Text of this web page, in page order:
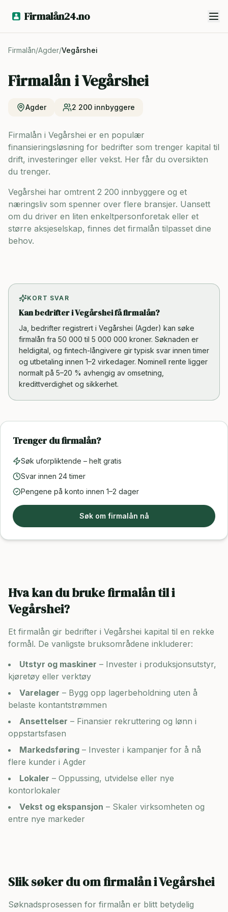
Firmalån24.no
Firmalån/Agder/Vegårshei
Firmalån iVegårshei
Agder 2 200 innbyggere
Firmalån i Vegårshei er en populær
finansieringsløsning for bedrifter som trenger kapital til
drift, investeringer eller vekst. Her får du oversikten
du trenger.
Vegårshei har omtrent 2 200 innbyggere og et
næringsliv som spenner over flere bransjer. Uansett
om du driver en liten enkeltpersonforetak eller et
større aksjeselskap, finnes det firmalån tilpasset dine
behov.
KORT SVAR
Kan bedrifter i Vegårshei få firmalån?
Ja, bedrifter registrert i Vegårshei (Agder) kan søke
firmalån fra 50 000 til 5 000 000 kroner. Søknaden er
heldigital, og fintech-långivere gir typisk svar innen timer
og utbetaling innen 1–2 virkedager. Nominell rente ligger
normalt på 5–20 % avhengig av omsetning,
kredittverdighet og sikkerhet.
Trenger du firmalån?
Søk uforpliktende – helt gratis
Svar innen 24 timer
Pengene på konto innen 1–2 dager
Søk om firmalån nå
Hva kan du bruke firmalån til i
Vegårshei?
Et firmalån gir bedrifter i Vegårshei kapital til en rekke
formål. De vanligste bruksområdene inkluderer:
Utstyr og maskiner – Invester i produksjonsutstyr,
kjøretøy eller verktøy
Varelager – Bygg opp lagerbeholdning uten å
belaste kontantstrømmen
Ansettelser – Finansier rekruttering og lønn i
oppstartsfasen
Markedsføring – Invester i kampanjer for å nå
flere kunder i Agder
Lokaler – Oppussing, utvidelse eller nye
kontorlokaler
Vekst og ekspansjon – Skaler virksomheten og
entre nye markeder
Slik søker du om firmalån iVegårshei
Søknadsprosessen for firmalån er blitt betydelig